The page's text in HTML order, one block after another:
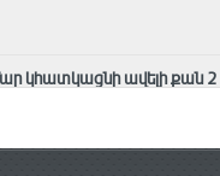
կհատկացնի ավելի քան 2